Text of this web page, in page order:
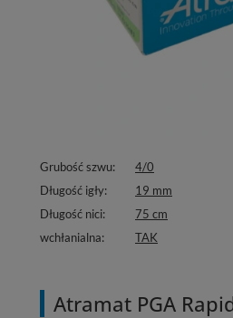
Grubość szwu
4/0
Długość igły
19 mm
Długość nici
75 cm
wchłanialna
TAK
Atramat PGA